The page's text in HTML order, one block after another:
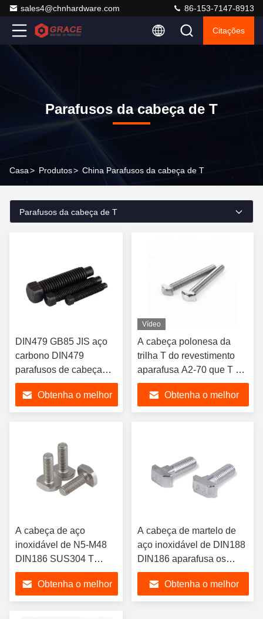
sales4@chnhardware.com 86-153-7147-8913
Citações
Parafusos da cabeça de T
Casa> Produtos> China Parafusos da cabeça de T
Parafusos da cabeça de T
DIN479 GB85 JIS aço
carbono DIN479
parafusos de cabeça
quadrada com ponto
curto parafusos de
cabeça quadrada com
Obtenha o melhor
Vídeo
A cabeça polonesa da
trilha T do revestimento
aparafusa A2-70 que T de
aço inoxidável aparafusa
os parafusos da porca de
T
Obtenha o melhor
A cabeça de aço
inoxidável de N5-M48
DIN186 SUS304 T
aparafusa para a
construção
Obtenha o melhor
A cabeça de martelo de
aço inoxidável de DIN188
DIN186 aparafusa os
parafusos da cabeça de T
com ponta dobro
Obtenha o melhor